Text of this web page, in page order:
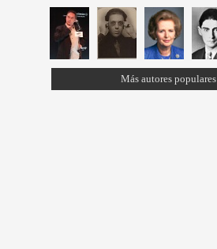
Más autores populares